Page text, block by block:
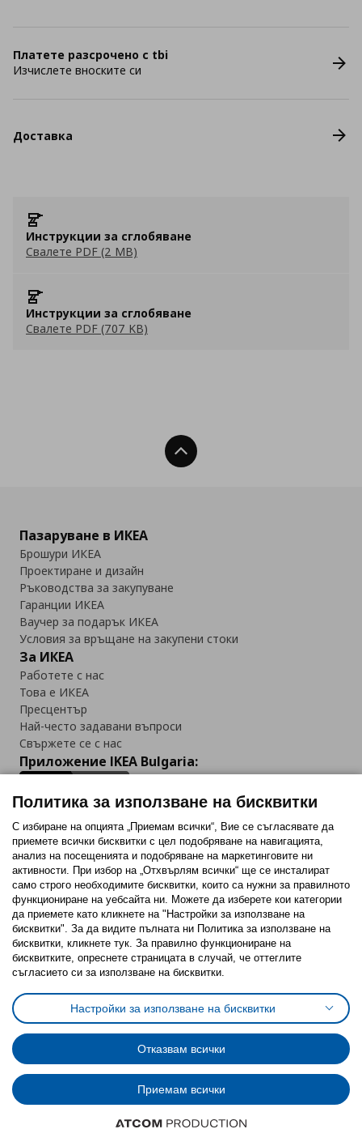
Платете разсрочено с tbi
Изчислете вноските си
Доставка
Инструкции за сглобяване
Свалете PDF (2 MB)
Инструкции за сглобяване
Свалете PDF (707 KB)
Нагоре
Пазаруване в ИКЕА
Брошури ИКЕА
Проектиране и дизайн
Ръководства за закупуване
Гаранции ИКЕА
Ваучер за подарък ИКЕА
Условия за връщане на закупени стоки
За ИКЕА
Работете с нас
Това е ИКЕА
Пресцентър
Най-често задавани въпроси
Свържете се с нас
Приложение IKEA Bulgaria:
Последвайте ни:
FacebookTwitterYoutubePinterestInstagram
Политика за използване на бисквитки (Cookies)
Избор на настройки за използване на бисквитки
Условия за ползване на ikea.bgОбща политика за личните данни
Политика за защита на личните данни на ikea.bg
Общи условия на програма IKEA Family
Политика за защита на лични данни на програма IKEA Family
© Inter-IKEA Systems B.V. 1999 - 2025
Политика за използване на бисквитки
С избиране на опцията „Приемам всички“, Вие се съгласявате да
приемете всички бисквитки с цел подобряване на навигацията,
анализ на посещенията и подобряване на маркетинговите ни
активности. При избор на „Отхвърлям всички“ ще се инсталират
само строго необходимитe бисквитки, които са нужни за правилното
функциониране на уебсайта ни. Можете да изберете кои категории
да приемете като кликнете на "Настройки за използване на
бисквитки". За да видите пълната ни Политика за използване на
бисквитки, кликнете тук. За правилно функциониране на
бисквитките, опреснете страницата в случай, че оттеглите
съгласието си за използване на бисквитки.
Настройки за използване на бисквитки
Отказвам всички
Приемам всички